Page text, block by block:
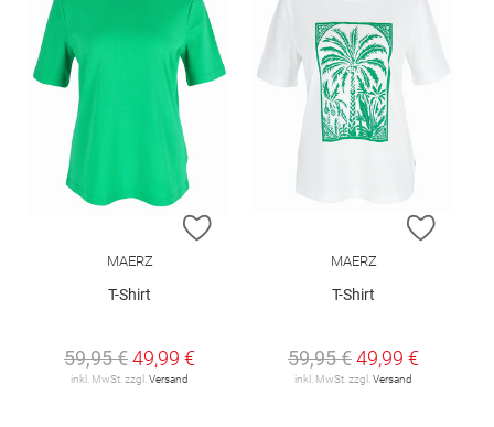
ZUR WUNSCHLISTE HINZUFÜGEN
MAERZ
T-Shirt
59,95 €49,99 €
inkl. MwSt. zzgl. Versand
ZUR
MAERZ
T-Shirt
59,95 €49,99 €
inkl. MwSt. zzgl. Versand